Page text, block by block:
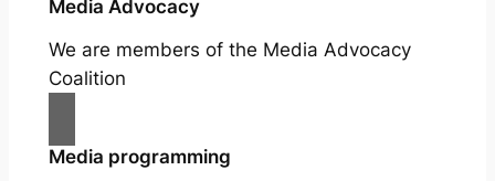
Media Advocacy
We are members of the Media Advocacy
Coalition
Media programming